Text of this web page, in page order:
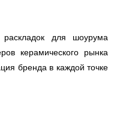
для шоурума
керамического рынка
бренда в каждой точке